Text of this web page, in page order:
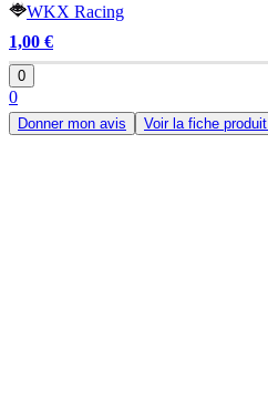
WKX Racing
1,00 €
0
0
Donner mon avis Voir la fiche produit